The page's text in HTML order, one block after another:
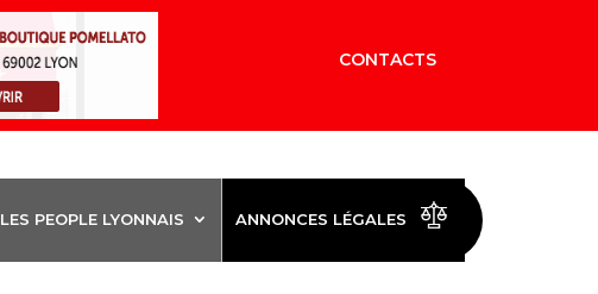
CONTACTS
LES PEOPLE LYONNAIS ANNONCES LÉGALES